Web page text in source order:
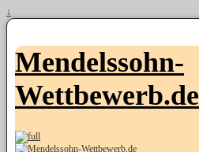
↓
Mendelssohn-
Wettbewerb.de